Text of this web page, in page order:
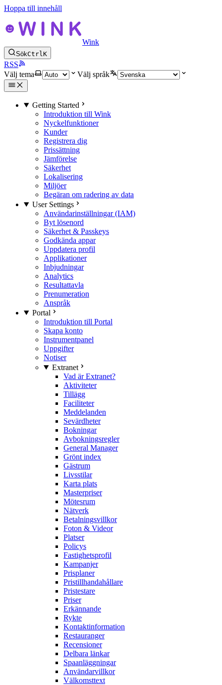
Hoppa till innehåll
Wink
SökCtrlK
RSS
Välj tema
Välj språk
Getting Started
Introduktion till Wink
Nyckelfunktioner
Kunder
Registrera dig
Prissättning
Jämförelse
Säkerhet
Lokalisering
Miljöer
Begäran om radering av data
User Settings
Användarinställningar (IAM)
Byt lösenord
Säkerhet & Passkeys
Godkända appar
Uppdatera profil
Applikationer
Inbjudningar
Analytics
Resultattavla
Prenumeration
Anspråk
Portal
Introduktion till Portal
Skapa konto
Instrumentpanel
Uppgifter
Notiser
Extranet
Vad är Extranet?
Aktiviteter
Tillägg
Faciliteter
Meddelanden
Sevärdheter
Bokningar
Avbokningsregler
General Manager
Grönt index
Gästrum
Livsstilar
Karta plats
Masterpriser
Mötesrum
Nätverk
Betalningsvillkor
Foton & Videor
Platser
Policys
Fastighetsprofil
Kampanjer
Prisplaner
Pristillhandahållare
Pristestare
Priser
Erkännande
Rykte
Kontaktinformation
Restauranger
Recensioner
Delbara länkar
Spaanläggningar
Användarvillkor
Välkomsttext